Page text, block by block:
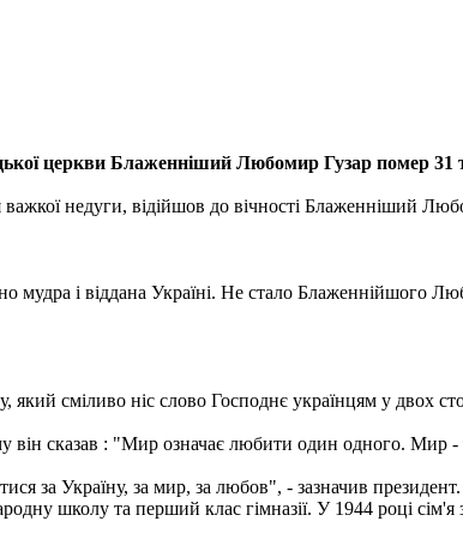
церкви Блаженніший Любомир Гузар помер
важкої недуги, відійшов до вічності Блаженніший
мудра і віддана Україні. Не стало Блаженнійшого
сміливо ніс слово Господнє українцям у двох
він сказав : "Мир означає любити один одного. Мир -
за Україну, за мир, за любов", - зазначив президент.
школу та перший клас гімназії. У 1944 році